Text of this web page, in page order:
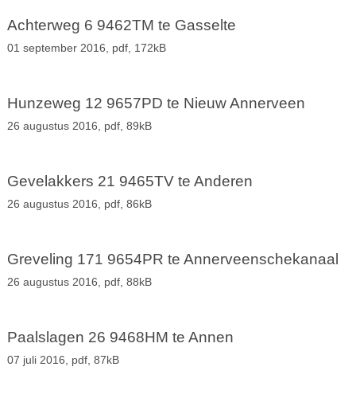
Achterweg 6 9462TM te Gasselte
01 september 2016, pdf, 172kB
Hunzeweg 12 9657PD te Nieuw Annerveen
26 augustus 2016, pdf, 89kB
Gevelakkers 21 9465TV te Anderen
26 augustus 2016, pdf, 86kB
Greveling 171 9654PR te Annerveenschekanaal
26 augustus 2016, pdf, 88kB
Paalslagen 26 9468HM te Annen
07 juli 2016, pdf, 87kB